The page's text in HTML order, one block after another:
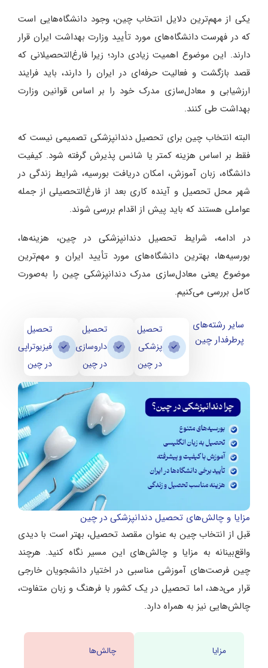
یکی از مهم‌ترین دلایل انتخاب چین، وجود دانشگاه‌هایی است
که در فهرست دانشگاه‌های مورد تأیید وزارت بهداشت ایران قرار
دارند. این موضوع اهمیت زیادی دارد؛ زیرا فارغ‌التحصیلانی که
قصد بازگشت و فعالیت حرفه‌ای در ایران را دارند، باید فرایند
ارزشیابی و معادل‌سازی مدرک خود را بر اساس قوانین وزارت
بهداشت طی کنند.
البته انتخاب چین برای تحصیل دندانپزشکی تصمیمی نیست که
فقط بر اساس هزینه کمتر یا شانس پذیرش گرفته شود. کیفیت
دانشگاه، زبان آموزش، امکان دریافت بورسیه، شرایط زندگی در
شهر محل تحصیل و آینده کاری بعد از فارغ‌التحصیلی از جمله
عواملی هستند که باید پیش از اقدام بررسی شوند.
در ادامه، شرایط تحصیل دندانپزشکی در چین، هزینه‌ها،
بورسیه‌ها، بهترین دانشگاه‌های مورد تأیید ایران و مهم‌ترین
موضوع یعنی معادل‌سازی مدرک دندانپزشکی چین را به‌صورت
کامل بررسی می‌کنیم.
سایر رشته‌های
پرطرفدار چین
تحصیل
پزشکی
در چین
تحصیل
داروسازی
در چین
تحصیل
فیزیوتراپی
در چین
مزایا و چالش‌های تحصیل دندانپزشکی در چین
قبل از انتخاب چین به عنوان مقصد تحصیل، بهتر است با دیدی
واقع‌بینانه به مزایا و چالش‌های این مسیر نگاه کنید. هرچند
چین فرصت‌های آموزشی مناسبی در اختیار دانشجویان خارجی
قرار می‌دهد، اما تحصیل در یک کشور با فرهنگ و زبان متفاوت،
چالش‌هایی نیز به همراه دارد.
مزایا چالش‌ها